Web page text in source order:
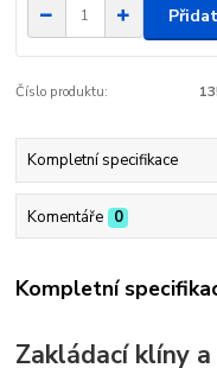
Číslo produktu:
Kompletní specifikace
Komentáře 0
Kompletní
Zakládací klíny